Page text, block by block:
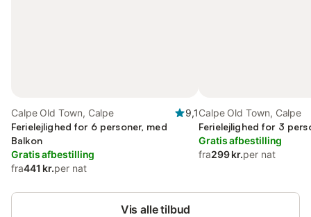
Calpe Old Town, Calpe
9,1
Ferielejlighed for 6 personer, med
Balkon
Gratis afbestilling
fra441 kr.per nat
Calpe Old Town, Calpe
Ferielejlighed for 3
Gratis afbestilling
fra299 kr.per nat
Vis alle tilbud